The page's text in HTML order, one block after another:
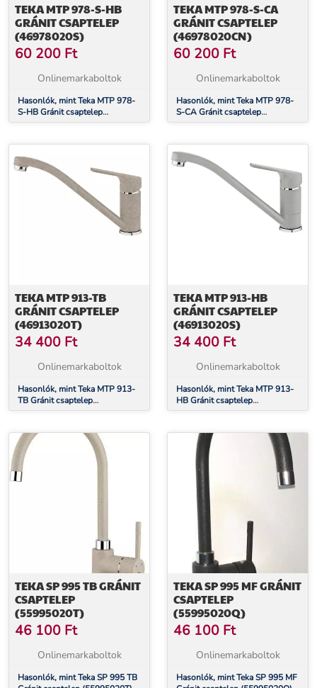
TEKA MTP 978-S-HB
GRÁNIT CSAPTELEP
(46978020S)
60 200 Ft
Onlinemarkaboltok
Hasonlók, mint Teka MTP 978-
S-HB Gránit csaptelep
(46978020S)
TEKA MTP 978-S-CA
GRÁNIT CSAPTELEP
(46978020CN)
60 200 Ft
Onlinemarkaboltok
Hasonlók, mint Teka MTP 978-
S-CA Gránit csaptelep
(46978020CN)
TEKA MTP 913-TB
GRÁNIT CSAPTELEP
(46913020T)
34 400 Ft
Onlinemarkaboltok
Hasonlók, mint Teka MTP 913-
TB Gránit csaptelep
(46913020T)
TEKA MTP 913-HB
GRÁNIT CSAPTELEP
(46913020S)
34 400 Ft
Onlinemarkaboltok
Hasonlók, mint Teka MTP 913-
HB Gránit csaptelep
(46913020S)
TEKA SP 995 TB GRÁNIT
CSAPTELEP
(55995020T)
46 100 Ft
Onlinemarkaboltok
Hasonlók, mint Teka SP 995 TB
TEKA SP 995 MF GRÁNIT
CSAPTELEP
(55995020Q)
46 100 Ft
Onlinemarkaboltok
Hasonlók, mint Teka SP 995 MF